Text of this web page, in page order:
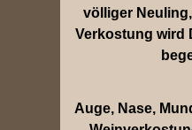
völliger
Verkostung wird
Auge, Nase,